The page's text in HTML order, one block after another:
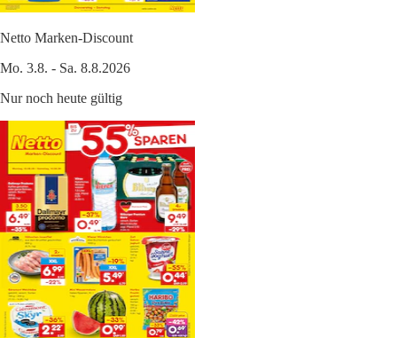
Netto Marken-Discount
Mo. 3.8. - Sa. 8.8.2026
Nur noch heute gültig